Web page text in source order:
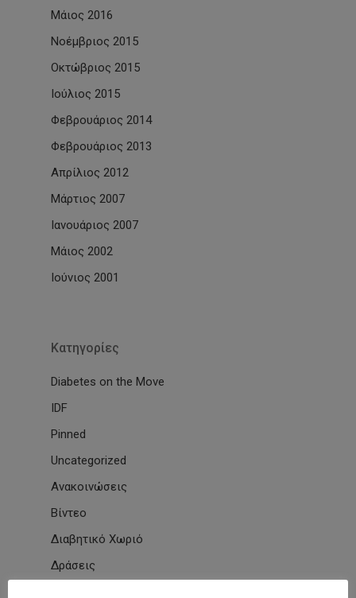
Μάιος 2016
Νοέμβριος 2015
Οκτώβριος 2015
Ιούλιος 2015
Φεβρουάριος 2014
Φεβρουάριος 2013
Απρίλιος 2012
Μάρτιος 2007
Ιανουάριος 2007
Μάιος 2002
Ιούνιος 2001
Kατηγορίες
Diabetes on the Move
IDF
Pinned
Uncategorized
Ανακοινώσεις
Βίντεο
Διαβητικό Χωριό
Δράσεις